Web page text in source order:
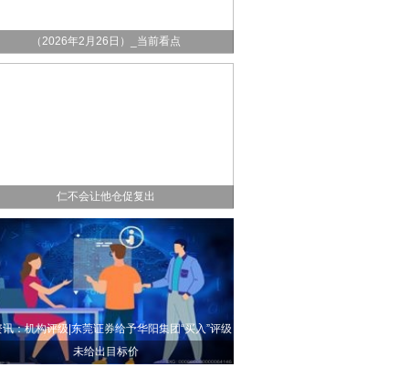
（2026年2月26日）_当前看点
仁不会让他仓促复出
：机构评级|东莞证券给予华阳集团“买入”评级
未给出目标价